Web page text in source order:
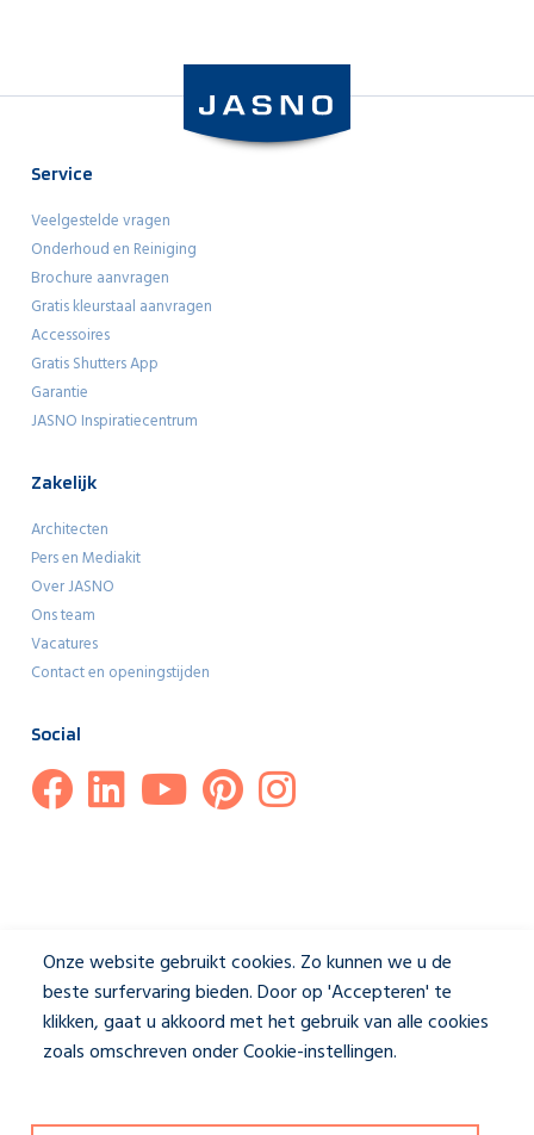
Service
Veelgestelde vragen
Onderhoud en Reiniging
Brochure aanvragen
Gratis kleurstaal aanvragen
Accessoires
Gratis Shutters App
Garantie
JASNO Inspiratiecentrum
Zakelijk
Architecten
Pers en Mediakit
Over JASNO
Ons team
Vacatures
Contact en openingstijden
Social
Onze website gebruikt cookies. Zo kunnen we u de
beste surfervaring bieden. Door op 'Accepteren' te
klikken, gaat u akkoord met het gebruik van alle cookies
zoals omschreven onder Cookie-instellingen.